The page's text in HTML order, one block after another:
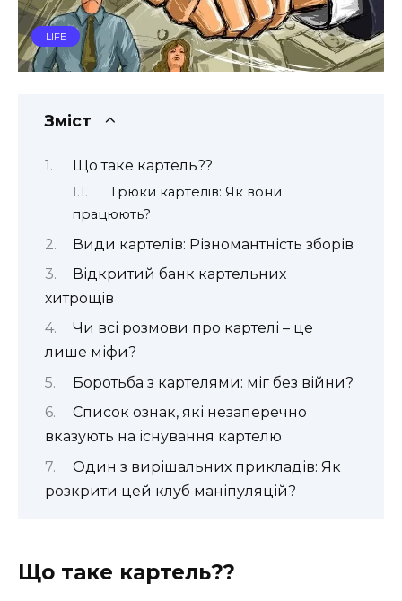
LIFE
Зміст
Що таке картель??
Трюки картелів: Як вони
працюють?
Види картелів: Різномантність зборів
Відкритий банк картельних
хитрощів
Чи всі розмови про картелі – це
лише міфи?
Боротьба з картелями: міг без війни?
Список ознак, які незаперечно
вказують на існування картелю
Один з вирішальних прикладів: Як
розкрити цей клуб маніпуляцій?
Що таке картель??